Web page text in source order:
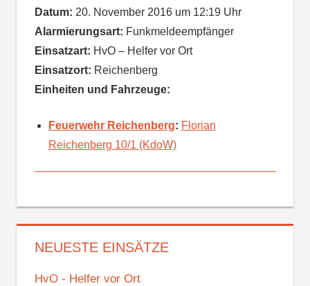
Datum: 20. November 2016 um 12:19 Uhr
Alarmierungsart: Funkmeldeempfänger
Einsatzart: HvO – Helfer vor Ort
Einsatzort: Reichenberg
Einheiten und Fahrzeuge:
Feuerwehr Reichenberg: Florian
Reichenberg 10/1 (KdoW)
NEUESTE EINSÄTZE
HvO - Helfer vor Ort